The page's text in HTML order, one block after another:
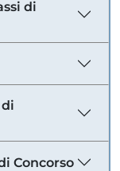
di
Concorso